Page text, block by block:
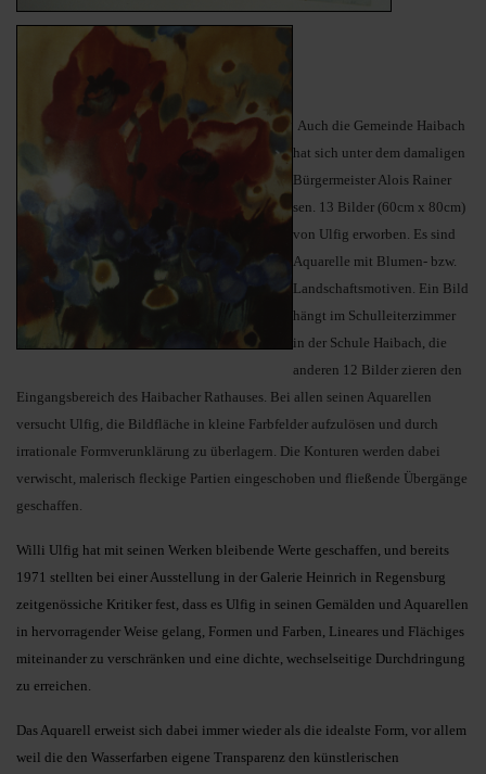
Auch die Gemeinde Haibach
hat sich unter dem damaligen
Bürgermeister Alois Rainer
sen. 13 Bilder (60cm x 80cm)
von Ulfig erworben. Es sind
Aquarelle mit Blumen- bzw.
Landschaftsmotiven. Ein Bild
hängt im Schulleiterzimmer
in der Schule Haibach, die
anderen 12 Bilder zieren den
Eingangsbereich des Haibacher Rathauses. Bei allen seinen Aquarellen
versucht Ulfig, die Bildfläche in kleine Farbfelder aufzulösen und durch
irrationale Formverunklärung zu überlagern. Die Konturen werden dabei
verwischt, malerisch fleckige Partien eingeschoben und fließende Übergänge
geschaffen.
Willi Ulfig hat mit seinen Werken bleibende Werte geschaffen, und bereits
1971 stellten bei einer Ausstellung in der Galerie Heinrich in Regensburg
zeitgenössiche Kritiker fest, dass es Ulfig in seinen Gemälden und Aquarellen
in hervorragender Weise gelang, Formen und Farben, Lineares und Flächiges
miteinander zu verschränken und eine dichte, wechselseitige Durchdringung
zu erreichen.
Das Aquarell erweist sich dabei immer wieder als die idealste Form, vor allem
weil die den Wasserfarben eigene Transparenz den künstlerischen